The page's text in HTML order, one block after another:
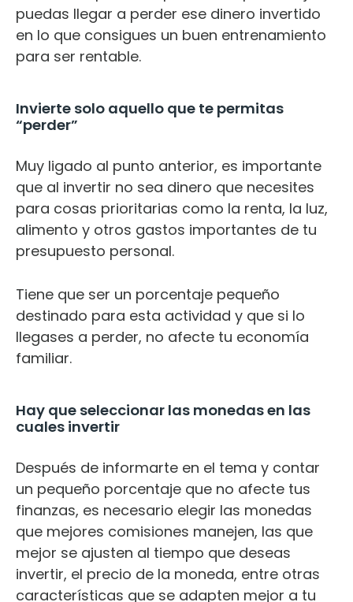
puedas llegar a perder ese dinero invertido
en lo que consigues un buen entrenamiento
para ser rentable.
Invierte solo aquello que te permitas
“perder”
Muy ligado al punto anterior, es importante
que al invertir no sea dinero que necesites
para cosas prioritarias como la renta, la luz,
alimento y otros gastos importantes de tu
presupuesto personal.
Tiene que ser un porcentaje pequeño
destinado para esta actividad y que si lo
llegases a perder, no afecte tu economía
familiar.
Hay que seleccionar las monedas en las
cuales invertir
Después de informarte en el tema y contar
un pequeño porcentaje que no afecte tus
finanzas, es necesario elegir las monedas
que mejores comisiones manejen, las que
mejor se ajusten al tiempo que deseas
invertir, el precio de la moneda, entre otras
características que se adapten mejor a tu